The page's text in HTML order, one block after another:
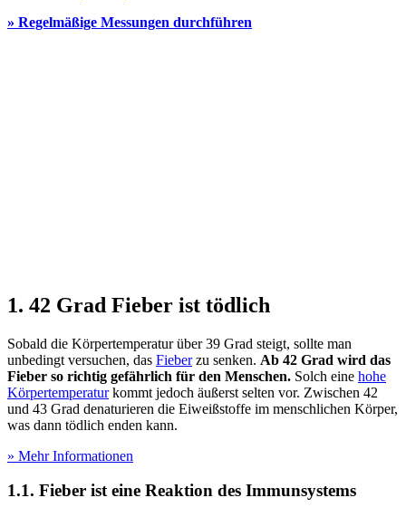
» Regelmäßige Messungen durchführen
1. 42 Grad Fieber ist tödlich
Sobald die Körpertemperatur über 39 Grad steigt, sollte man
unbedingt versuchen, das Fieberzu senken. Ab 42 Grad wird das
Fieber so richtig gefährlich für den Menschen. Solch eine hohe
Körpertemperaturkommt jedoch äußerst selten vor. Zwischen 42
und 43 Grad denaturieren die Eiweißstoffe im menschlichen Körper,
was dann tödlich enden kann.
» Mehr Informationen
1.1. Fieber ist eine Reaktion des Immunsystems